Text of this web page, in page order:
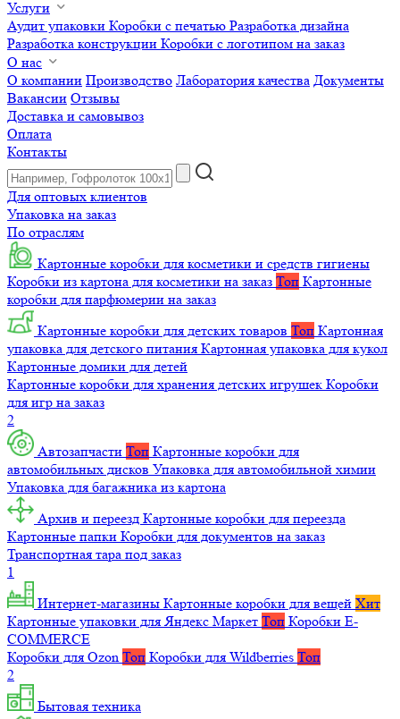
Услуги
Аудит упаковки Коробки с печатью Разработка дизайна
Разработка конструкции Коробки с логотипом на заказ
О нас
О компании Производство Лаборатория качества Документы
Вакансии Отзывы
Доставка и самовывоз
Оплата
Контакты
Для оптовых клиентов
Упаковка на заказ
По отраслям
Картонные коробки для косметики и средств гигиены
Коробки из картона для косметики на заказ Топ Картонные
коробки для парфюмерии на заказ
Картонные коробки для детских товаров Топ Картонная
упаковка для детского питания Картонная упаковка для кукол
Картонные домики для детей
Картонные коробки для хранения детских игрушек Коробки
для игр на заказ
2
Автозапчасти Топ Картонные коробки для
автомобильных дисков Упаковка для автомобильной химии
Упаковка для багажника из картона
Архив и переезд Картонные коробки для переезда
Картонные папки Коробки для документов на заказ
Транспортная тара под заказ
1
Интернет-магазины Картонные коробки для вещей Хит
Картонные упаковки для Яндекс Маркет Топ Коробки E-
COMMERCE
Коробки для Ozon Топ Коробки для Wildberries Топ
2
Бытовая техника